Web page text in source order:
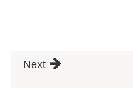
Next